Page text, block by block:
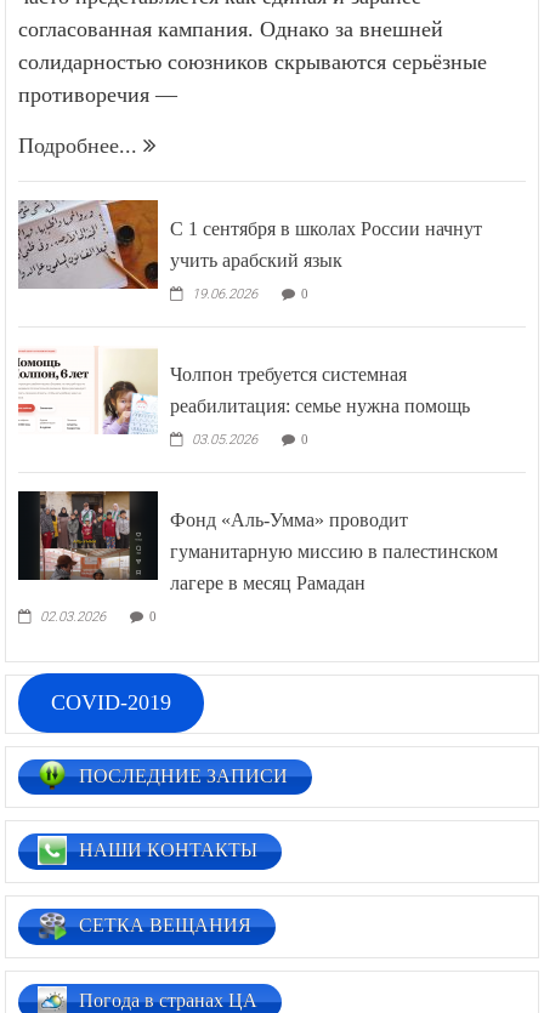
согласованная кампания. Однако за внешней
солидарностью союзников скрываются серьёзные
противоречия —
Подробнее...
С 1 сентября в школах России начнут
учить арабский язык
19.06.2026 0
Чолпон требуется системная
реабилитация: семье нужна помощь
03.05.2026 0
Фонд «Аль-Умма» проводит
гуманитарную миссию в палестинском
лагере в месяц Рамадан
02.03.2026 0
COVID-2019
ПОСЛЕДНИЕ ЗАПИСИ
НАШИ КОНТАКТЫ
СЕТКА ВЕЩАНИЯ
Погода в странах ЦА